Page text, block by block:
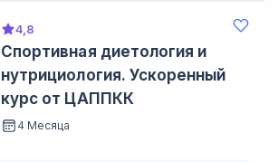
4,8
Спортивная диетология и
нутрициология. Ускоренный
курс от ЦАППКК
4 Месяца